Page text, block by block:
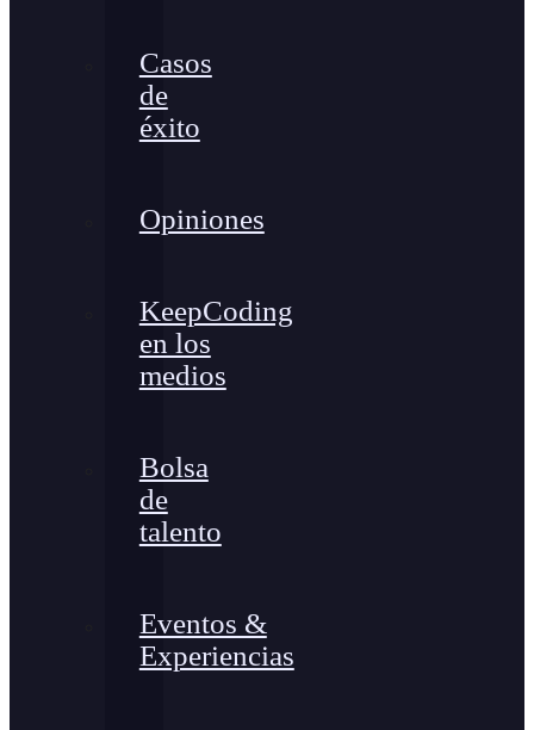
Casos
de
éxito
Opiniones
KeepCoding
en los
medios
Bolsa
de
talento
Eventos &
Experiencias